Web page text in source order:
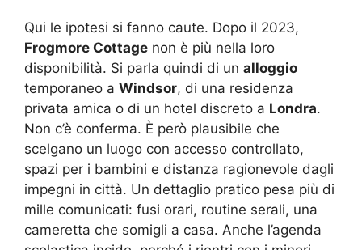
Qui le ipotesi si fanno caute. Dopo il 2023,
Frogmore Cottage non è più nella loro
disponibilità. Si parla quindi di un alloggio
temporaneo a Windsor, di una residenza
privata amica o di un hotel discreto a Londra.
Non c’è conferma. È però plausibile che
scelgano un luogo con accesso controllato,
spazi per i bambini e distanza ragionevole dagli
impegni in città. Un dettaglio pratico pesa più di
mille comunicati: fusi orari, routine serali, una
cameretta che somigli a casa. Anche l’agenda